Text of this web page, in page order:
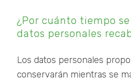
¿Por cuánto tiempo
datos personales
Los datos personales
conservarán mientras se